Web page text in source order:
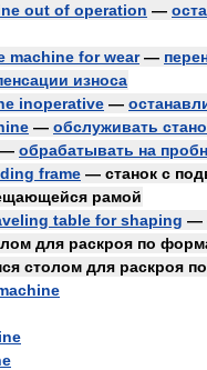
out of operation —
machine for wear—
износа
inoperative —
— обслуживать
— обрабатывать на
frame — станок с
рамой
table for shaping —
для раскроя по
столом для раскроя